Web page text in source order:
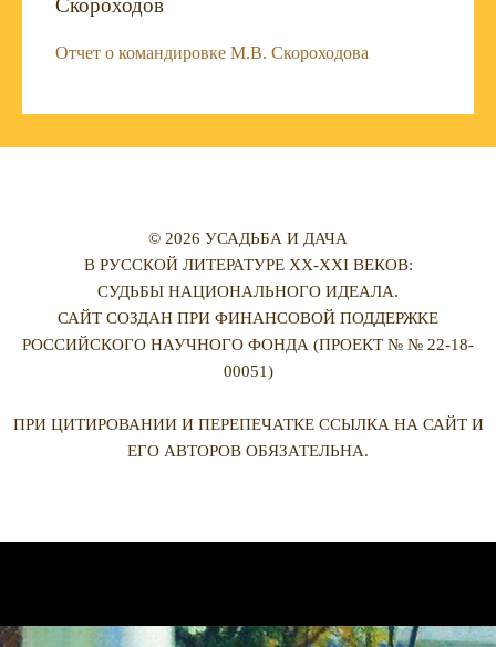
Скороходов
Отчет о командировке М.В. Скороходова
© 2026 УСАДЬБА И ДАЧА
В РУССКОЙ ЛИТЕРАТУРЕ XX-XXI ВЕКОВ:
СУДЬБЫ НАЦИОНАЛЬНОГО ИДЕАЛА.
САЙТ СОЗДАН ПРИ ФИНАНСОВОЙ ПОДДЕРЖКЕ
РОССИЙСКОГО НАУЧНОГО ФОНДА (ПРОЕКТ № № 22-18-
00051)
ПРИ ЦИТИРОВАНИИ И ПЕРЕПЕЧАТКЕ ССЫЛКА НА САЙТ И
ЕГО АВТОРОВ ОБЯЗАТЕЛЬНА.